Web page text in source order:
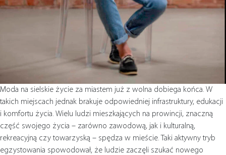
Moda na sielskie życie za miastem już z wolna dobiega końca. W
takich miejscach jednak brakuje odpowiedniej infrastruktury, edukacji
i komfortu życia. Wielu ludzi mieszkających na prowincji, znaczną
część swojego życia – zarówno zawodową, jak i kulturalną,
rekreacyjną czy towarzyską – spędza w mieście. Taki aktywny tryb
egzystowania spowodował, że ludzie zaczęli szukać nowego